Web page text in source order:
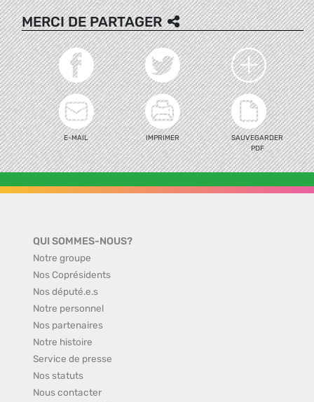
MERCI DE PARTAGER
E-MAIL IMPRIMER
SAUVEGARDER
PDF
QUI SOMMES-NOUS?
Notre groupe
Nos Coprésidents
Nos député.e.s
Notre personnel
Nos partenaires
Notre histoire
Service de presse
Nos statuts
Nous contacter